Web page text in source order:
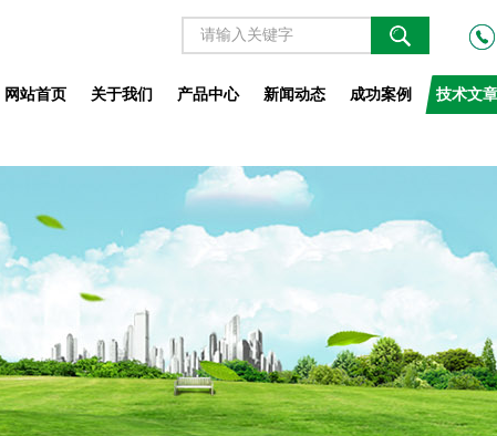
网站首页 关于我们 产品中心 新闻动态 成功案例 技术文章